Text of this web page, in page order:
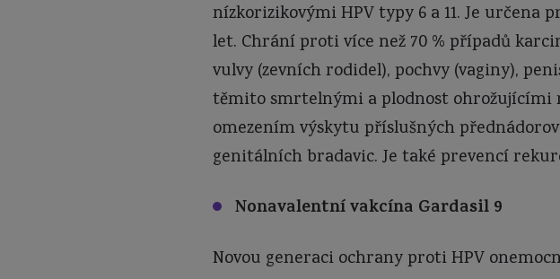
nízkorizikovými HPV typy 6 a 11. Je určena
let. Chrání proti více než 70 % případů
vulvy (zevních rodidel), pochvy (vaginy),
těmito smrtelnými a plodnost ohrožujícími
omezením výskytu příslušných
genitálních bradavic. Je také prevencí
Nonavalentnívakcína Gardasil 9
Novou generaci ochrany proti HPV